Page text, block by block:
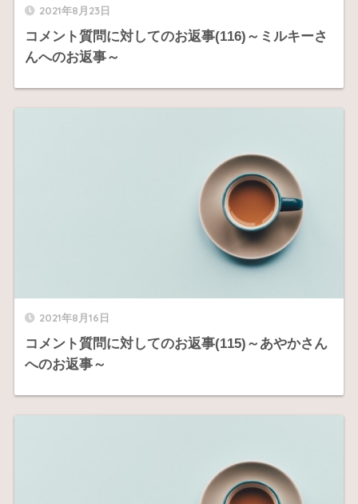
2021年8月23日
コメント質問に対してのお返事(116)～ミルキーさ
んへのお返事～
2021年8月16日
コメント質問に対してのお返事(115)～あやかさん
へのお返事～